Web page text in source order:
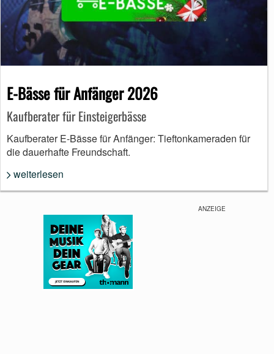
E-Bässe für Anfänger 2026
Kaufberater für Einsteigerbässe
Kaufberater E-Bässe für Anfänger: Tieftonkameraden für
die dauerhafte Freundschaft.
weiterlesen